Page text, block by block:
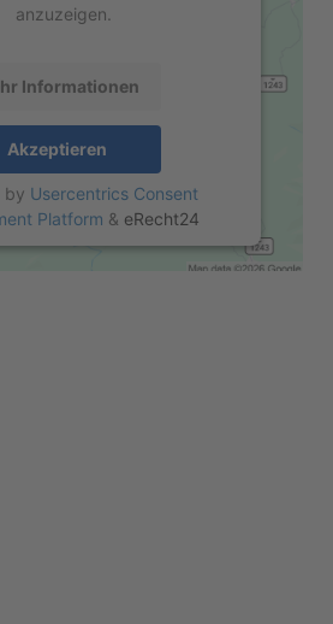
anzuzeigen.
Informationen
Akzeptieren
by Usercentrics Consent
Platform & eRecht24